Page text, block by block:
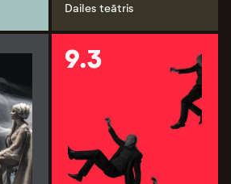
Dailes teātris
9.3